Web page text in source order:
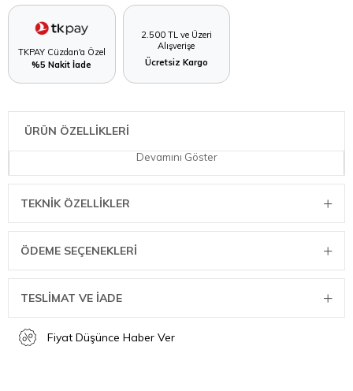
TKPAY Cüzdan'a Özel
%5 Nakit İade
2.500 TL ve Üzeri
Alışverişe
Ücretsiz Kargo
ÜRÜN ÖZELLİKLERİ
Devamını Göster
TEKNIK ÖZELLIKLER
ÖDEME SEÇENEKLERI
TESLİMAT VE İADE
Fiyat Düşünce Haber Ver